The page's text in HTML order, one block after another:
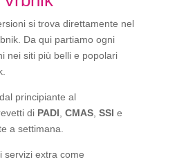
si trova direttamente nel
Da qui partiamo ogni
nei siti più belli e popolari
principiante al
di PADI CMAS, SSI e
a settimana.
servizi extra come